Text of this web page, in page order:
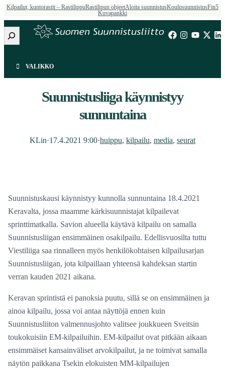
Kilpailut, kuntorastit – RastilippuRastilipun ohjeetAloita suunnistusKoulusuunnistusFin5
Kuvapankki
Etsi
VALIKKO
Suunnistusliiga käynnistyy
sunnuntaina
KLin·17.4.2021 9:00·huippu, kilpailu, media, seurat
Suunnistuskausi käynnistyy kunnolla sunnuntaina 18.4.2021
Keravalta, jossa maamme kärkisuunnistajat kilpailevat
sprinttimatkalla. Savion alueella käytävä kilpailu on samalla
Suunnistusliigan ensimmäinen osakilpailu. Edellisvuosilta tuttu
Viestiliiga saa rinnalleen myös henkilökohtaisen kilpailusarjan
Suunnistusliigan, jota kilpaillaan yhteensä kahdeksan startin
verran kauden 2021 aikana.
Keravan sprintistä ei panoksia puutu, sillä se on ensimmäinen ja
ainoa kilpailu, jossa voi antaa näyttöjä ennen kuin
Suunnistusliiton valmennusjohto valitsee joukkueen Sveitsin
toukokuisiin EM-kilpailuihin. EM-kilpailut ovat pitkään aikaan
ensimmäiset kansainväliset arvokilpailut, ja ne toimivat samalla
näytön paikkana Tsekin elokuisten MM-kilpailujen